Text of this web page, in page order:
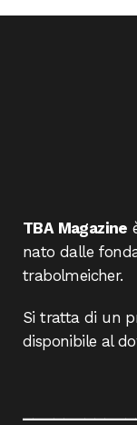
TBA Magazine
nato dalle
trabolmeicher.
Si tratta di un
disponibile al